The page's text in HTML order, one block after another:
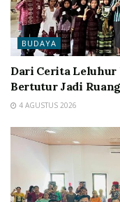
BUDAYA
Dari Cerita Leluhur
Bertutur Jadi
4 AGUSTUS 2026